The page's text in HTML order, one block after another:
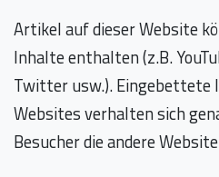
Artikel auf dieser Website
Inhalte enthalten (z.B.
Twitter usw.). Eingebettete
Websites verhalten sich
Besucher die andere